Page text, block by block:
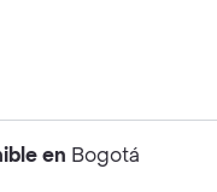
en Bogotá